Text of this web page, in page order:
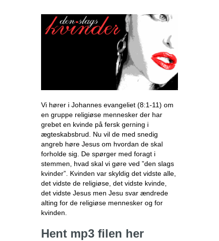
Vi hører i Johannes evangeliet (8:1-11) om
en gruppe religiøse mennesker der har
grebet en kvinde på fersk gerning i
ægteskabsbrud. Nu vil de med snedig
angreb høre Jesus om hvordan de skal
forholde sig. De spørger med foragt i
stemmen, hvad skal vi gøre ved ”den slags
kvinder”. Kvinden var skyldig det vidste alle,
det vidste de religiøse, det vidste kvinde,
det vidste Jesus men Jesu svar ændrede
alting for de religiøse mennesker og for
kvinden.
Hent mp3 filen her